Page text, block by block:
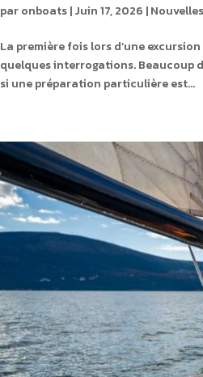
paronboats|Juin 17, 2026 |Nouvelles
La première fois lors d’une
quelques interrogations. Beaucoup
si une préparation particulière est...